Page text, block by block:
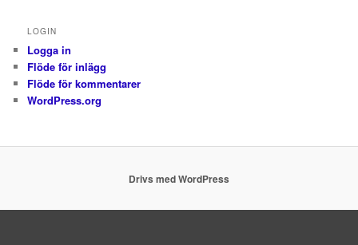
LOGIN
Logga in
Flöde för inlägg
Flöde för kommentarer
WordPress.org
Drivs med WordPress